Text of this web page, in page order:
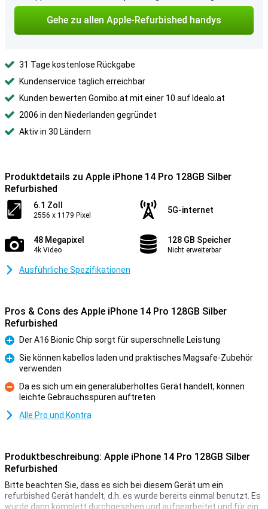
Gehe zu allen Apple-Refurbished handys
31 Tage kostenlose Rückgabe
Kundenservice täglich erreichbar
Kunden bewerten Gomibo.at mit einer 10 auf Idealo.at
2006 in den Niederlanden gegründet
Aktiv in 30 Ländern
Produktdetails zu Apple iPhone 14 Pro 128GB Silber
Refurbished
6.1 Zoll
2556 x 1179 Pixel
5G-internet
48 Megapixel
4k Video
128 GB Speicher
Nicht erweiterbar
Ausführliche Spezifikationen
Pros & Cons des Apple iPhone 14 Pro 128GB Silber
Refurbished
Pro
Der A16 Bionic Chip sorgt für superschnelle Leistung
Sie können kabellos laden und praktisches Magsafe-Zubehör
verwenden
Kontra
Da es sich um ein generalüberholtes Gerät handelt, können
leichte Gebrauchsspuren auftreten
Alle Pro und Kontra
Produktbeschreibung: Apple iPhone 14 Pro 128GB Silber
Refurbished
Bitte beachten Sie, dass es sich bei diesem Gerät um ein
refurbished Gerät handelt, d.h. es wurde bereits einmal benutzt. Es
wurde dann komplett durchgesehen und aufgearbeitet und für ein